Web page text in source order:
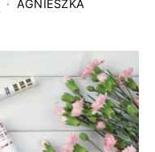
AGNIESZKA